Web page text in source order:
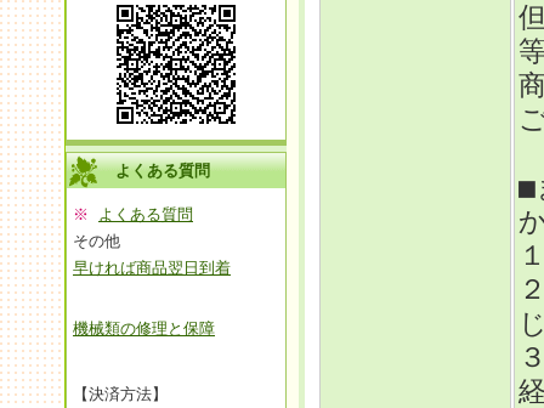
よくある質問
※
よくある質問
その他
早ければ商品翌日到着
機械類の修理と保障
【決済方法】
■